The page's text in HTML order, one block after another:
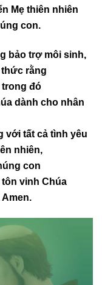
Mẹ thiên nhiên
con.
bảo trợ môi sinh,
rằng
đó
dành cho nhân
với tất cả tình yêu
nhiên,
con
vinh Chúa
Amen.